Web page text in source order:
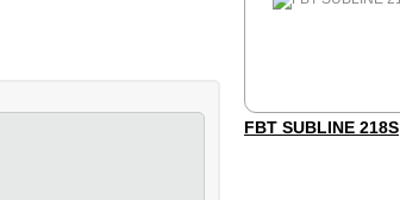
FBT SUBLINE 218S